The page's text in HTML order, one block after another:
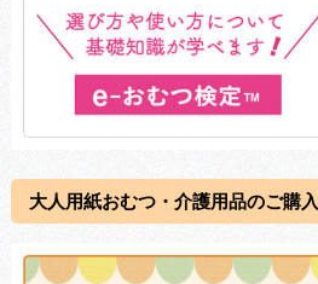
大人用紙おむつ・介護用品のご購入